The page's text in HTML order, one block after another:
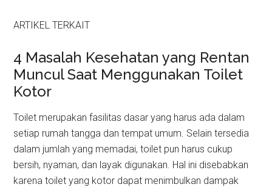
ARTIKEL TERKAIT
4 Masalah Kesehatan yang Rentan
Muncul Saat Menggunakan Toilet
Kotor
Toilet merupakan fasilitas dasar yang harus ada dalam
setiap rumah tangga dan tempat umum. Selain tersedia
dalam jumlah yang memadai, toilet pun harus cukup
bersih, nyaman, dan layak digunakan. Hal ini disebabkan
karena toilet yang kotor dapat menimbulkan dampak